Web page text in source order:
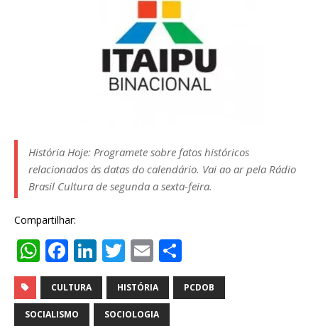
História Hoje: Programete sobre fatos históricos
relacionados às datas do calendário. Vai ao ar pela Rádio
Brasil Cultura de segunda a sexta-feira.
Compartilhar:
W
h
at
s
F
a
c
e
Li
n
k
e
T
w
it
te
E
m
ai
l
h
ar
CULTURA HISTÓRIA PCDOB
SOCIALISMO SOCIOLOGIA